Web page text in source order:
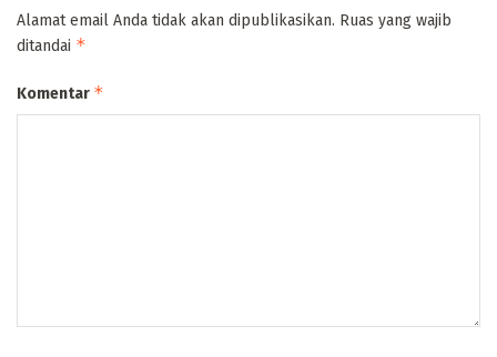
Alamat email Anda tidak akan dipublikasikan. Ruas yang wajib
ditandai *
Komentar *